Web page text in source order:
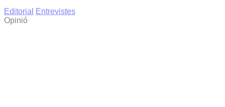
Editorial
Entrevistes
Opinió